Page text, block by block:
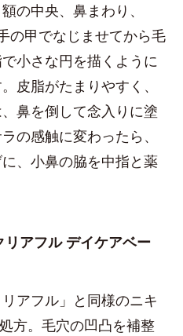
の中央、鼻まわり、
の甲でなじませてから毛
小さな円を描くように
皮脂がたまりやすく、
鼻を倒して念入りに塗
の感触に変わったら、
、小鼻の脇を中指と薬
アフル デイケアベー
アフル」と同様のニキ
方。毛穴の凹凸を補整